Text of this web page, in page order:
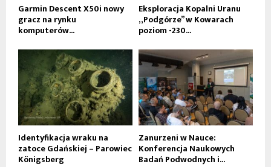
Garmin Descent X50i nowy
gracz na rynku
komputerów...
Eksploracja Kopalni Uranu
„Podgórze” w Kowarach
poziom -230...
Identyfikacja wraku na
zatoce Gdańskiej – Parowiec
Königsberg
Zanurzeni w Nauce:
Konferencja Naukowych
Badań Podwodnych i...